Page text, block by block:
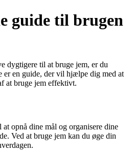
guide til brugen
dygtigere til at bruge jem, er du
er en guide, der vil hjælpe dig med at
at bruge jem effektivt.
at opnå dine mål og organisere dine
Ved at bruge jem kan du øge din